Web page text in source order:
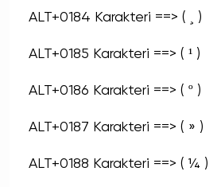
ALT+0184 Karakteri ==> ( ¸ )
ALT+0185 Karakteri ==> ( ¹ )
ALT+0186 Karakteri ==> ( º )
ALT+0187 Karakteri ==> ( » )
ALT+0188 Karakteri ==> ( ¼ )